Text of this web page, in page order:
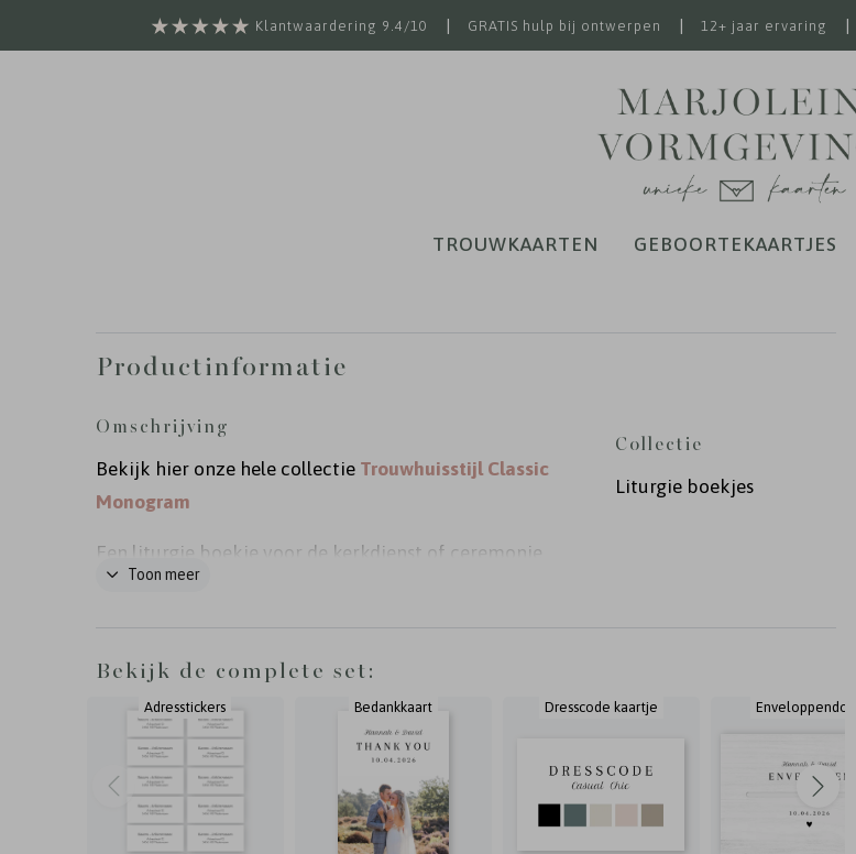
Klantwaardering 9.4/10 GRATIS hulp bij ontwerpen 12+ jaar ervaring
TROUWKAARTEN GEBOORTEKAARTJES
Productinformatie
Omschrijving
Bekijk hier onze hele collectie Trouwhuisstijl Classic
Monogram
Een liturgie boekje voor de kerkdienst of ceremonie
van jullie bruiloft. Dit klassieke ontwerp heeft een
editor. De liturgie heeft 8 pagina's en wordt gedrukt
op mooi 170 grams papier. Het boekje wordt
samengebonden met 2 nietjes.
Toon meer
Collectie
Liturgie boekjes
Bekijk de complete set:
Adresstickers Bedankkaart Dresscode kaartje Enveloppendoos